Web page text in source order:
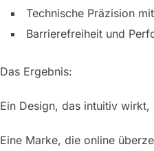
Technische Präzision
Barrierefreiheit und
Das Ergebnis:
Ein Design, das intuitiv
Eine Marke, die online